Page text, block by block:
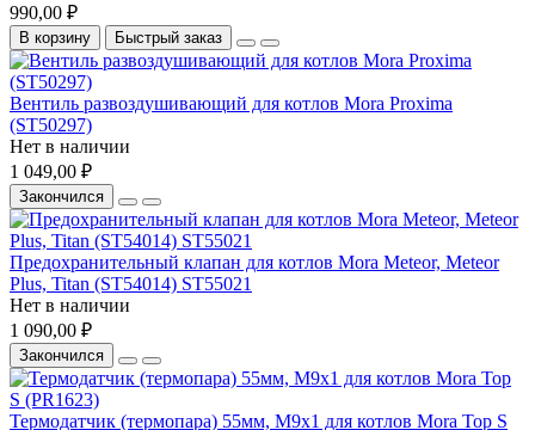
990,00 ₽
В корзину Быстрый заказ
Вентиль развоздушивающий для котлов Mora Proxima
(ST50297)
Нет в наличии
1 049,00 ₽
Закончился
Предохранительный клапан для котлов Mora Meteor, Meteor
Plus, Titan (ST54014) ST55021
Нет в наличии
1 090,00 ₽
Закончился
Термодатчик (термопара) 55мм, М9х1 для котлов Mora Top S